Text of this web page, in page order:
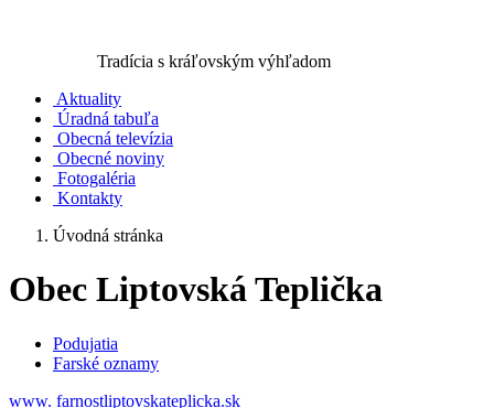
Tradícia s kráľovským výhľadom
Aktuality
Úradná tabuľa
Obecná televízia
Obecné noviny
Fotogaléria
Kontakty
Úvodná stránka
Obec Liptovská Teplička
Podujatia
Farské oznamy
www. farnostliptovskateplicka.sk